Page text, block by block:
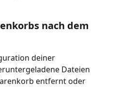
nach dem
deiner
Dateien
entfernt oder